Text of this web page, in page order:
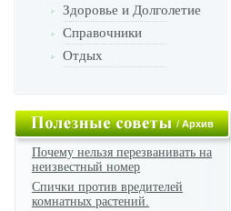
Здоровье и Долголетие
Справочники
Отдых
/Архив
Почему нельзя перезванивать на
неизвестный номер
Спички против вредителей
комнатных растений.